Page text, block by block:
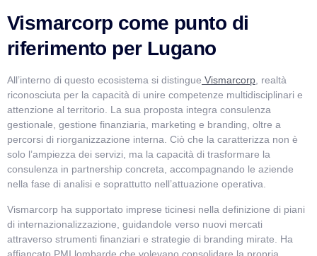
Vismarcorp come punto di
riferimento per Lugano
All’interno di questo ecosistema si distingue Vismarcorp, realtà
riconosciuta per la capacità di unire competenze multidisciplinari e
attenzione al territorio. La sua proposta integra consulenza
gestionale, gestione finanziaria, marketing e branding, oltre a
percorsi di riorganizzazione interna. Ciò che la caratterizza non è
solo l’ampiezza dei servizi, ma la capacità di trasformare la
consulenza in partnership concreta, accompagnando le aziende
nella fase di analisi e soprattutto nell’attuazione operativa.
Vismarcorp ha supportato imprese ticinesi nella definizione di piani
di internazionalizzazione, guidandole verso nuovi mercati
attraverso strumenti finanziari e strategie di branding mirate. Ha